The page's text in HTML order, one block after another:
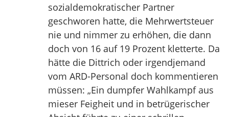
sozialdemokratischer Partner
geschworen hatte, die Mehrwertsteuer
nie und nimmer zu erhöhen, die dann
doch von 16 auf 19 Prozent kletterte. Da
hätte die Dittrich oder irgendjemand
vom ARD-Personal doch kommentieren
müssen: „Ein dumpfer Wahlkampf aus
mieser Feigheit und in betrügerischer